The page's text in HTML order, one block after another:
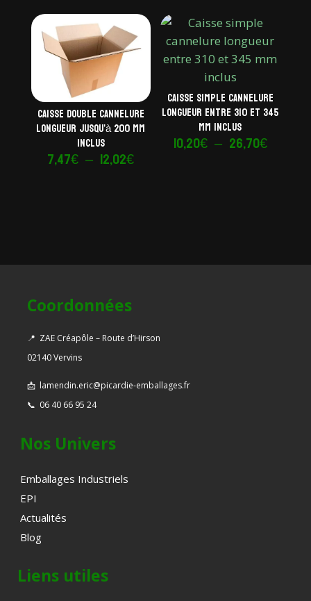
37,64€
à
55,15€ à
Caisse double cannelure
longueur jusqu’à 200 mm
inclus
7,47€ – 12,02€Plage
Caisse simple cannelure
longueur entre 310 et 345
mm inclus
10,20€ – 26,70€Plage
Coordonnées
📍 ZAE Créapôle – Route d’Hirson
02140 Vervins
📩 lamendin.eric@picardie-emballages.fr
📞 06 40 66 95 24
Nos Univers
Emballages Industriels
EPI
Actualités
Blog
Liens utiles